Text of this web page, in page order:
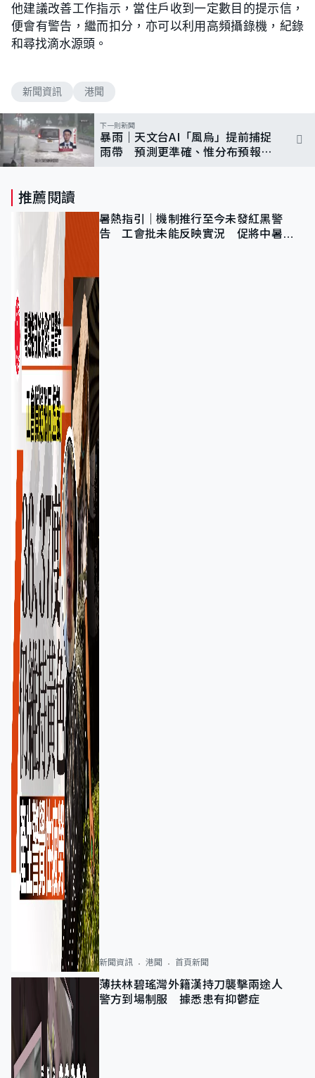
他建議改善工作指示，當住戶收到一定數目的提示信，
便會有警告，繼而扣分，亦可以利用高頻攝錄機，紀錄
和尋找滴水源頭。
新聞資訊 港聞
下一則新聞
暴雨｜天文台AI「風烏」提前捕捉
雨帶 預測更準確、惟分布預報有
推薦閱讀
暑熱指引｜機制推行至今未發紅黑警
告 工會批未能反映實況 促將中暑列
新聞資訊 港聞 首頁新聞
薄扶林碧瑤灣外籍漢持刀襲擊兩途人
警方到場制服 據悉患有抑鬱症